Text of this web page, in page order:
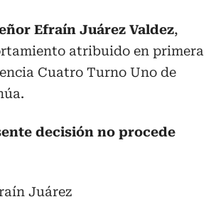
Efraín Juárez Valdez,
atribuido en primera
Cuatro Turno Uno de
decisión no procede
Juárez